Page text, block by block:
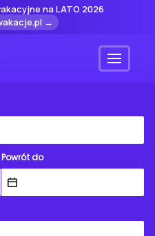
na LATO 2026
→
Menu
Powrót do